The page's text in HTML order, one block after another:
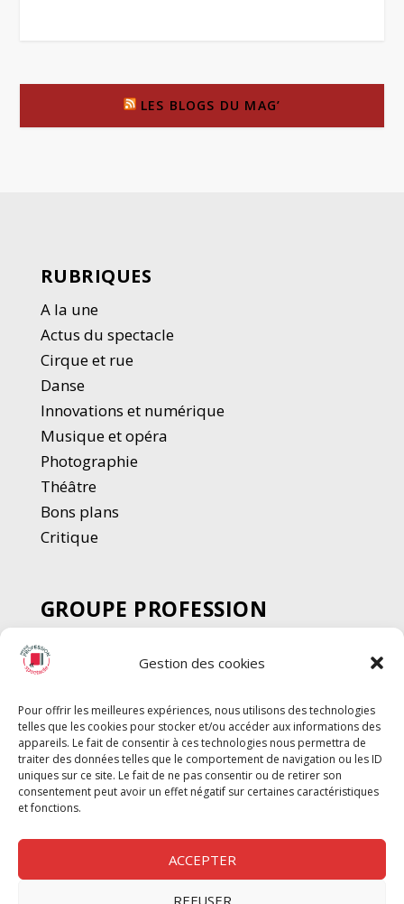
Gestion des cookies
Pour offrir les meilleures expériences, nous utilisons des technologies
telles que les cookies pour stocker et/ou accéder aux informations des
appareils. Le fait de consentir à ces technologies nous permettra de
traiter des données telles que le comportement de navigation ou les ID
uniques sur ce site. Le fait de ne pas consentir ou de retirer son
consentement peut avoir un effet négatif sur certaines caractéristiques
et fonctions.
ACCEPTER
REFUSER
LES BLOGS DU MAG’
RUBRIQUES
A la une
Actus du spectacle
Cirque et rue
Danse
Innovations et numérique
Musique et opéra
Photographie
Théâtre
Bons plans
Critique
GROUPE PROFESSION
SPECTACLE
Chèque Intermittents
Chèque Compta
Chèque Emploi Spectacle
G-Pods
Profession Audio-visuel